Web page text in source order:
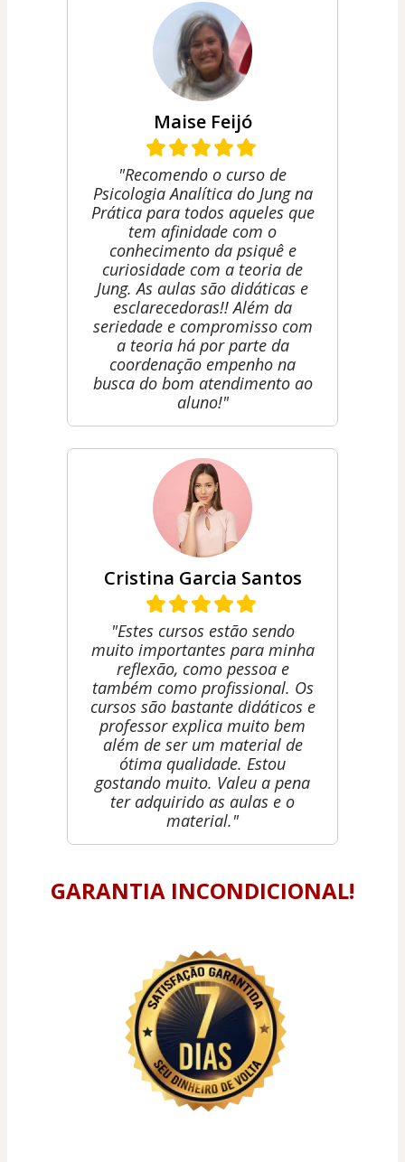
Maise Feijó
"Recomendo o curso de
Psicologia Analítica do Jung na
Prática para todos aqueles que
tem afinidade com o
conhecimento da psiquê e
curiosidade com a teoria de
Jung. As aulas são didáticas e
esclarecedoras!! Além da
seriedade e compromisso com
a teoria há por parte da
coordenação empenho na
busca do bom atendimento ao
aluno!"
Cristina Garcia Santos
"Estes cursos estão sendo
muito importantes para minha
reflexão, como pessoa e
também como profissional. Os
cursos são bastante didáticos e
professor explica muito bem
além de ser um material de
ótima qualidade. Estou
gostando muito. Valeu a pena
ter adquirido as aulas e o
material."
GARANTIA INCONDICIONAL!
15 people were interested in this product in the
last week.